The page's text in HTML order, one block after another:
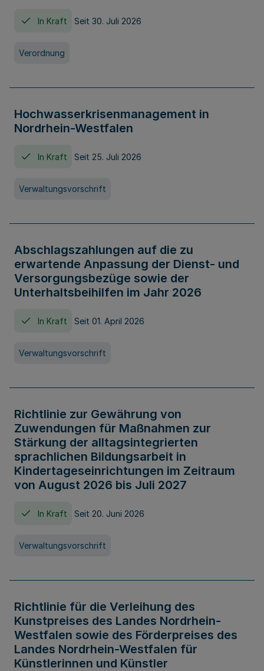
In Kraft Seit 30. Juli 2026
Verordnung
Hochwasserkrisenmanagement in
Nordrhein-Westfalen
In Kraft Seit 25. Juli 2026
Verwaltungsvorschrift
Abschlagszahlungen auf die zu
erwartende Anpassung der Dienst- und
Versorgungsbezüge sowie der
Unterhaltsbeihilfen im Jahr 2026
In Kraft Seit 01. April 2026
Verwaltungsvorschrift
Richtlinie zur Gewährung von
Zuwendungen für Maßnahmen zur
Stärkung der alltagsintegrierten
sprachlichen Bildungsarbeit in
Kindertageseinrichtungen im Zeitraum
von August 2026 bis Juli 2027
In Kraft Seit 20. Juni 2026
Verwaltungsvorschrift
Richtlinie für die Verleihung des
Kunstpreises des Landes Nordrhein-
Westfalen sowie des Förderpreises des
Landes Nordrhein-Westfalen für
Künstlerinnen und Künstler